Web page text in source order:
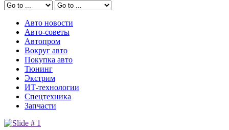
Авто новости
Авто-советы
Автопром
Вокруг авто
Покупка авто
Тюнинг
Экстрим
ИТ-технологии
Спецтехника
Запчасти